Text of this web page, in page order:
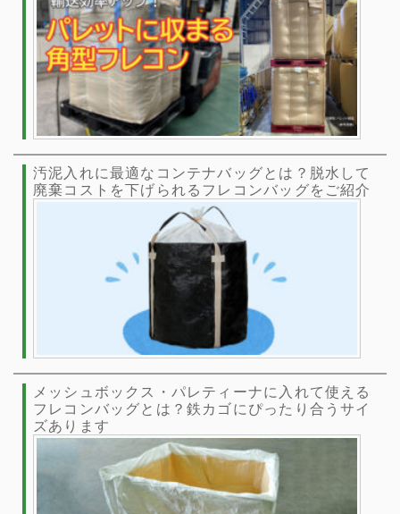
汚泥入れに最適なコンテナバッグとは？脱水して
廃棄コストを下げられるフレコンバッグをご紹介
メッシュボックス・パレティーナに入れて使える
フレコンバッグとは？鉄カゴにぴったり合うサイ
ズあります